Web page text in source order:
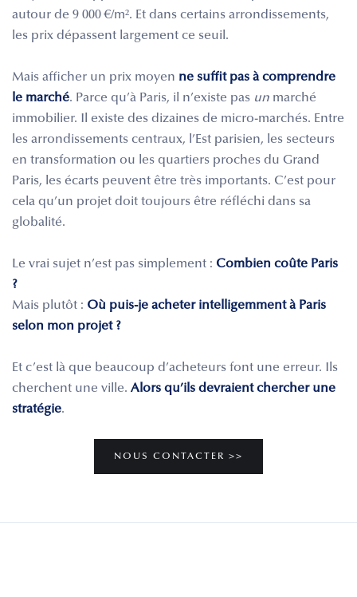
autour de 9 000 €/m². Et dans certains arrondissements,
les prix dépassent largement ce seuil.
Mais afficher un prix moyen ne suffit pas à comprendre
le marché. Parce qu’à Paris, il n’existe pas un marché
immobilier. Il existe des dizaines de micro-marchés. Entre
les arrondissements centraux, l’Est parisien, les secteurs
en transformation ou les quartiers proches du Grand
Paris, les écarts peuvent être très importants. C’est pour
cela qu’un projet doit toujours être réfléchi dans sa
globalité.
Le vrai sujet n’est pas simplement : Combien coûte Paris
?
Mais plutôt : Où puis-je acheter intelligemment à Paris
selon mon projet ?
Et c’est là que beaucoup d’acheteurs font une erreur. Ils
cherchent une ville. Alors qu’ils devraient chercher une
stratégie.
NOUS CONTACTER >>